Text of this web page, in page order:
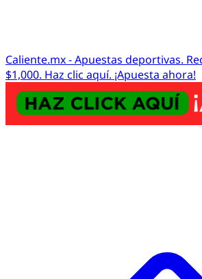
Caliente.mx - Apuestas deportivas.
$1,000. Haz clic aquí. ¡Apuesta ahora!